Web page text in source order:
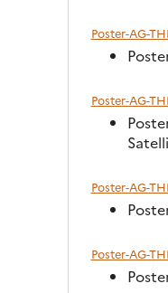
Poster-AG-
Poster-AG-
Poster-AG-
Poster-AG-